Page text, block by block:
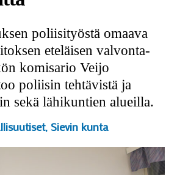
poliisityöstä omaava
eteläisen valvonta-
komisario Veijo
poliisin tehtävistä ja
sekä lähikuntien alueilla.
, Sievin kunta